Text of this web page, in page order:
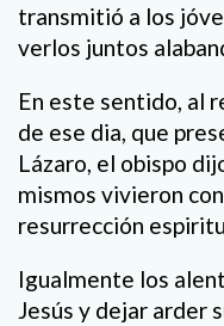
transmitió a los
verlos juntos
En este sentido, al
de ese dia, que
Lázaro, el obispo
mismos vivieron
resurrección
Igualmente los
Jesús y dejar arder